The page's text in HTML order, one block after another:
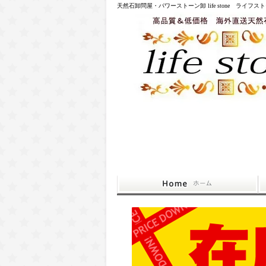
天然石卸問屋・パワーストーン卸 life stone ライフス